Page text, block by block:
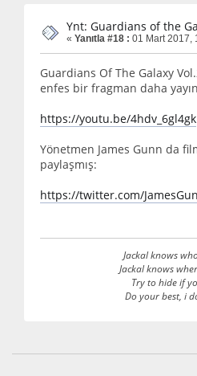
Ynt: Guardians of the
« Yanıtla #18 : 01 Mart 2017,
Guardians Of The Galaxy
enfes bir fragman daha
https://youtu.be/4hdv_6gl4gk
Yönetmen James Gunn da
paylaşmış:
https://twitter.com/
Jackal knows
Jackal knows
Try to hide if
Do your best, i